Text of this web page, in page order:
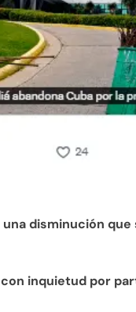
una disminución que
con inquietud por